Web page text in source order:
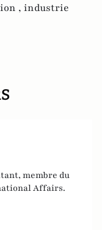
, industrie
membre du
Affairs.